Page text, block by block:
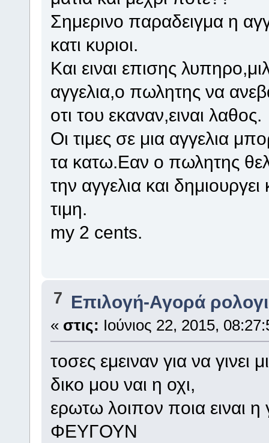
Σημερινο παραδειγμα η
κατι κυριοι.
Και ειναι επισης
αγγελια,ο πωλητης να
οτι του εκαναν,ειναι λαθος.
Οι τιμες σε μια αγγελια
τα κατω.Εαν ο πωλητης
την αγγελια και
τιμη.
my 2 cents.
7 Επιλογή-Αγορά
« στις: Ιούνιος 22, 2015,
τοσες εμειναν για να
δικο μου ναι η οχι,
ερωτω λοιπον ποια ειναι
ΦΕΥΓΟΥΝ